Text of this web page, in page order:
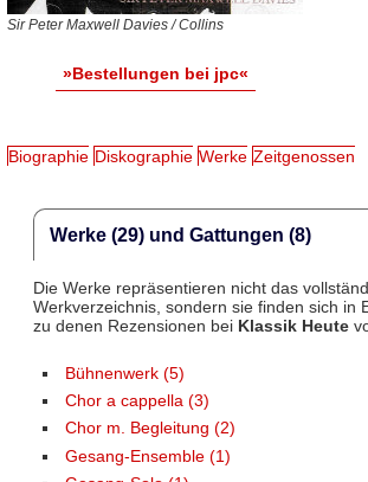
Sir Peter Maxwell Davies / Collins
»Bestellungen bei jpc«
Biographie Diskographie Werke Zeitgenossen
Werke (29) und Gattungen (8)
Die Werke repräsentieren nicht das
Werkverzeichnis, sondern sie finden sich in
zu denen Rezensionen bei Klassik Heute
Bühnenwerk (5)
Chor a cappella (3)
Chor m. Begleitung (2)
Gesang-Ensemble (1)